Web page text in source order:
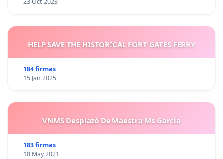
23 Oct 2023
HELP SAVE THE HISTORICAL FORT GATES FERRY
184 firmas
15 Jan 2025
VNMS Desplazó De Maestra Ms García
183 firmas
18 May 2021